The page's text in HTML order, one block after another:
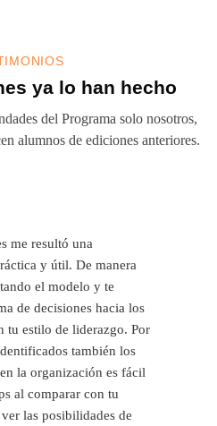
ya lo han hecho
del Programa solo nosotros,
alumnos de ediciones anteriores.
me resultó una
y útil. De manera
el modelo y te
de decisiones hacia los
tu estilo de liderazgo. Por
también los
la organización es fácil
al comparar con tu
las posibilidades de